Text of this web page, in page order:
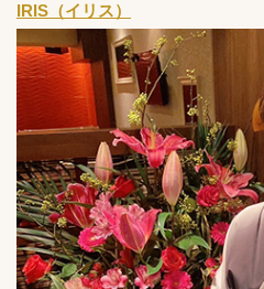
IRIS（イリス）